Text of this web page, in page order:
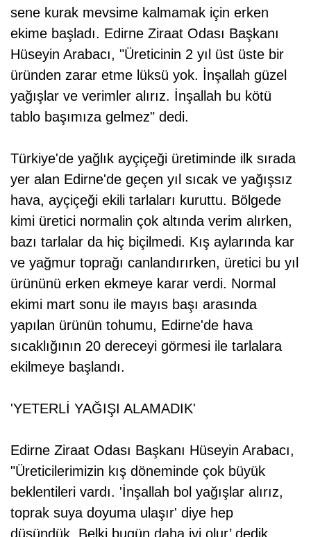
sene kurak mevsime kalmamak için erken
ekime başladı. Edirne Ziraat Odası Başkanı
Hüseyin Arabacı, "Üreticinin 2 yıl üst üste bir
üründen zarar etme lüksü yok. İnşallah güzel
yağışlar ve verimler alırız. İnşallah bu kötü
tablo başımıza gelmez" dedi.
Türkiye'de yağlık ayçiçeği üretiminde ilk sırada
yer alan Edirne'de geçen yıl sıcak ve yağışsız
hava, ayçiçeği ekili tarlaları kuruttu. Bölgede
kimi üretici normalin çok altında verim alırken,
bazı tarlalar da hiç biçilmedi. Kış aylarında kar
ve yağmur toprağı canlandırırken, üretici bu yıl
ürününü erken ekmeye karar verdi. Normal
ekimi mart sonu ile mayıs başı arasında
yapılan ürünün tohumu, Edirne'de hava
sıcaklığının 20 dereceyi görmesi ile tarlalara
ekilmeye başlandı.
'YETERLİ YAĞIŞI ALAMADIK'
Edirne Ziraat Odası Başkanı Hüseyin Arabacı,
"Üreticilerimizin kış döneminde çok büyük
beklentileri vardı. 'İnşallah bol yağışlar alırız,
toprak suya doyuma ulaşır' diye hep
düşündük. Belki bugün daha iyi olur’ dedik.